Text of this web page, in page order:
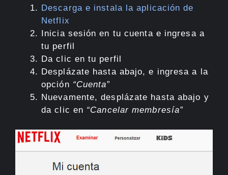
Descarga e instala la aplicación de
Netflix
Inicia sesión en tu cuenta e ingresa a
tu perfil
Da clic en tu perfil
Desplázate hasta abajo, e ingresa a la
opción “Cuenta”
Nuevamente, desplázate hasta abajo y
da clic en “Cancelar membresía”